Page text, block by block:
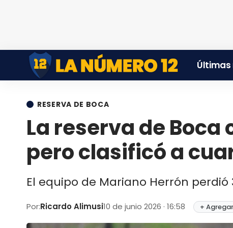
RESERVA DE BOCA
La reserva de
pero clasificó a
El equipo de Mariano Herrón perdió
Por:Ricardo Alimusi10 de junio 2026 · 16:58 +